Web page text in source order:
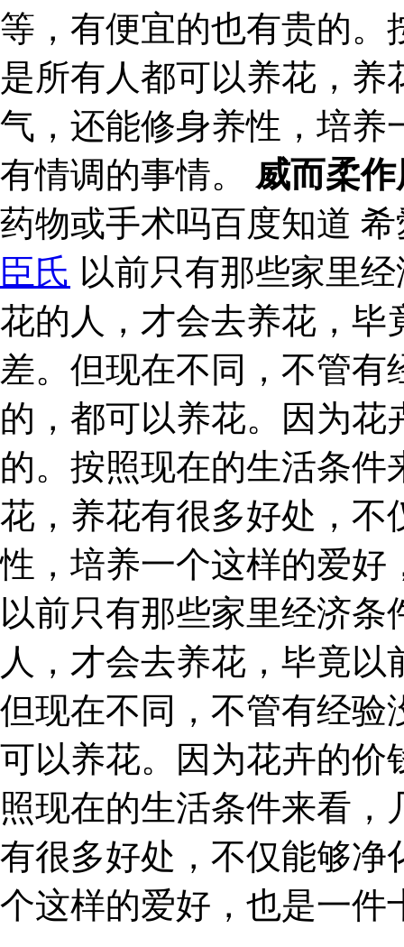
等，有便宜的也有贵的。
是所有人都可以养花，
气，还能修身养性，培养
有情调的事情。 威而柔
药物或手术吗百度知道
臣氏 以前只有那些家里
花的人，才会去养花，毕
差。但现在不同，不管
的，都可以养花。因为
的。按照现在的生活条
花，养花有很多好处，不
性，培养一个这样的爱好
以前只有那些家里经济
人，才会去养花，毕竟
但现在不同，不管有经验
可以养花。因为花卉的价
照现在的生活条件来看
有很多好处，不仅能够净
个这样的爱好，也是一件